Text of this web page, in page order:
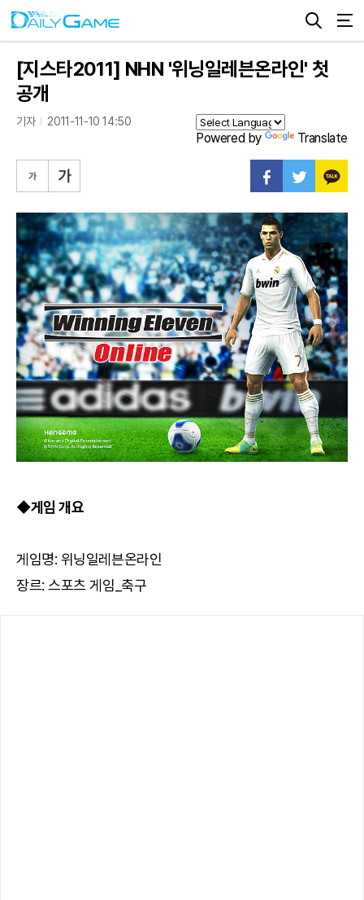
[지스타2011] NHN '위닝일레븐온라인' 첫
공개
기자 2011-11-10 14:50
Powered by Translate
◆게임 개요
게임명: 위닝일레븐온라인
장르: 스포츠 게임_축구